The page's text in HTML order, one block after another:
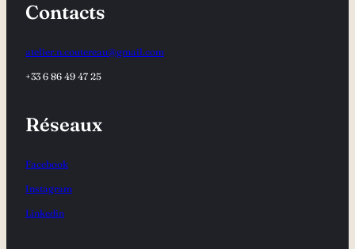
Contacts
atelier.n.coutereau@gmail.com
+33 6 86 49 47 25
Réseaux
Facebook
Instagram
Linkedin